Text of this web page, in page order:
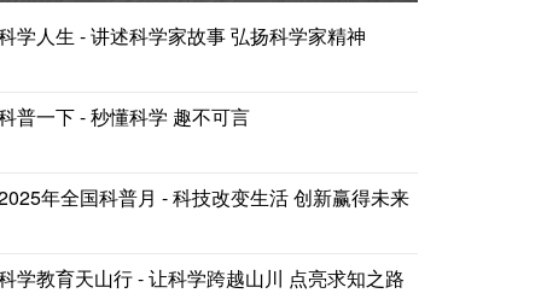
学人生 - 讲述科学家故事 弘扬科学家精神
普一下 - 秒懂科学 趣不可言
年全国科普月 - 科技改变生活 创新赢得未来
学教育天山行 - 让科学跨越山川 点亮求知之路